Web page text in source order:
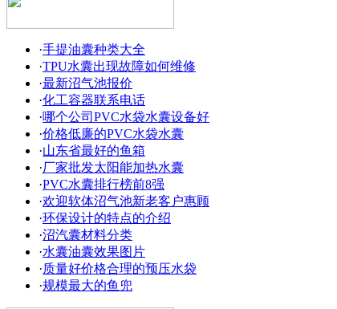
·手提油囊种类大全
·TPU水囊出现故障如何维修
·最新沼气池报价
·化工容器联系电话
·哪个公司PVC水袋水囊设备好
·价格低廉的PVC水袋水囊
·山东省最好的鱼箱
·厂家批发太阳能加热水囊
·PVC水囊排行榜前8强
·欢迎软体沼气池新老客户惠顾
·环保设计的特点的介绍
·沼汽囊材料分类
·水囊油囊效果图片
·质量好价格合理的预压水袋
·规模最大的鱼兜